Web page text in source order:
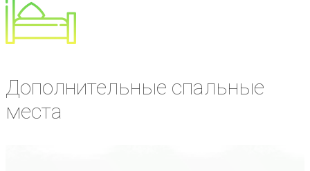
Дополнительные спальные
места